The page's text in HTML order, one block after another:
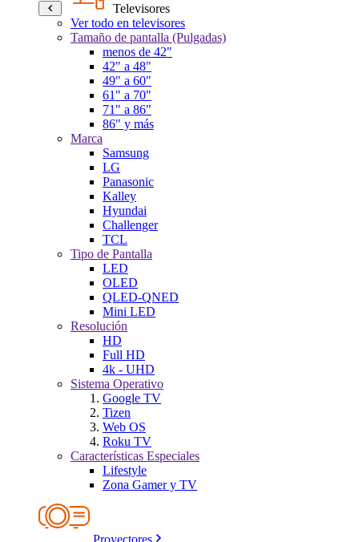
Televisores
Ver todo en televisores
Tamaño de pantalla (Pulgadas)
menos de 42"
42" a 48"
49" a 60"
61" a 70"
71" a 86"
86" y más
Marca
Samsung
LG
Panasonic
Kalley
Hyundai
Challenger
TCL
Tipo de Pantalla
LED
OLED
QLED-QNED
Mini LED
Resolución
HD
Full HD
4k - UHD
Sistema Operativo
Google TV
Tizen
Web OS
Roku TV
Características Especiales
Lifestyle
Zona Gamer y TV
Proyectores